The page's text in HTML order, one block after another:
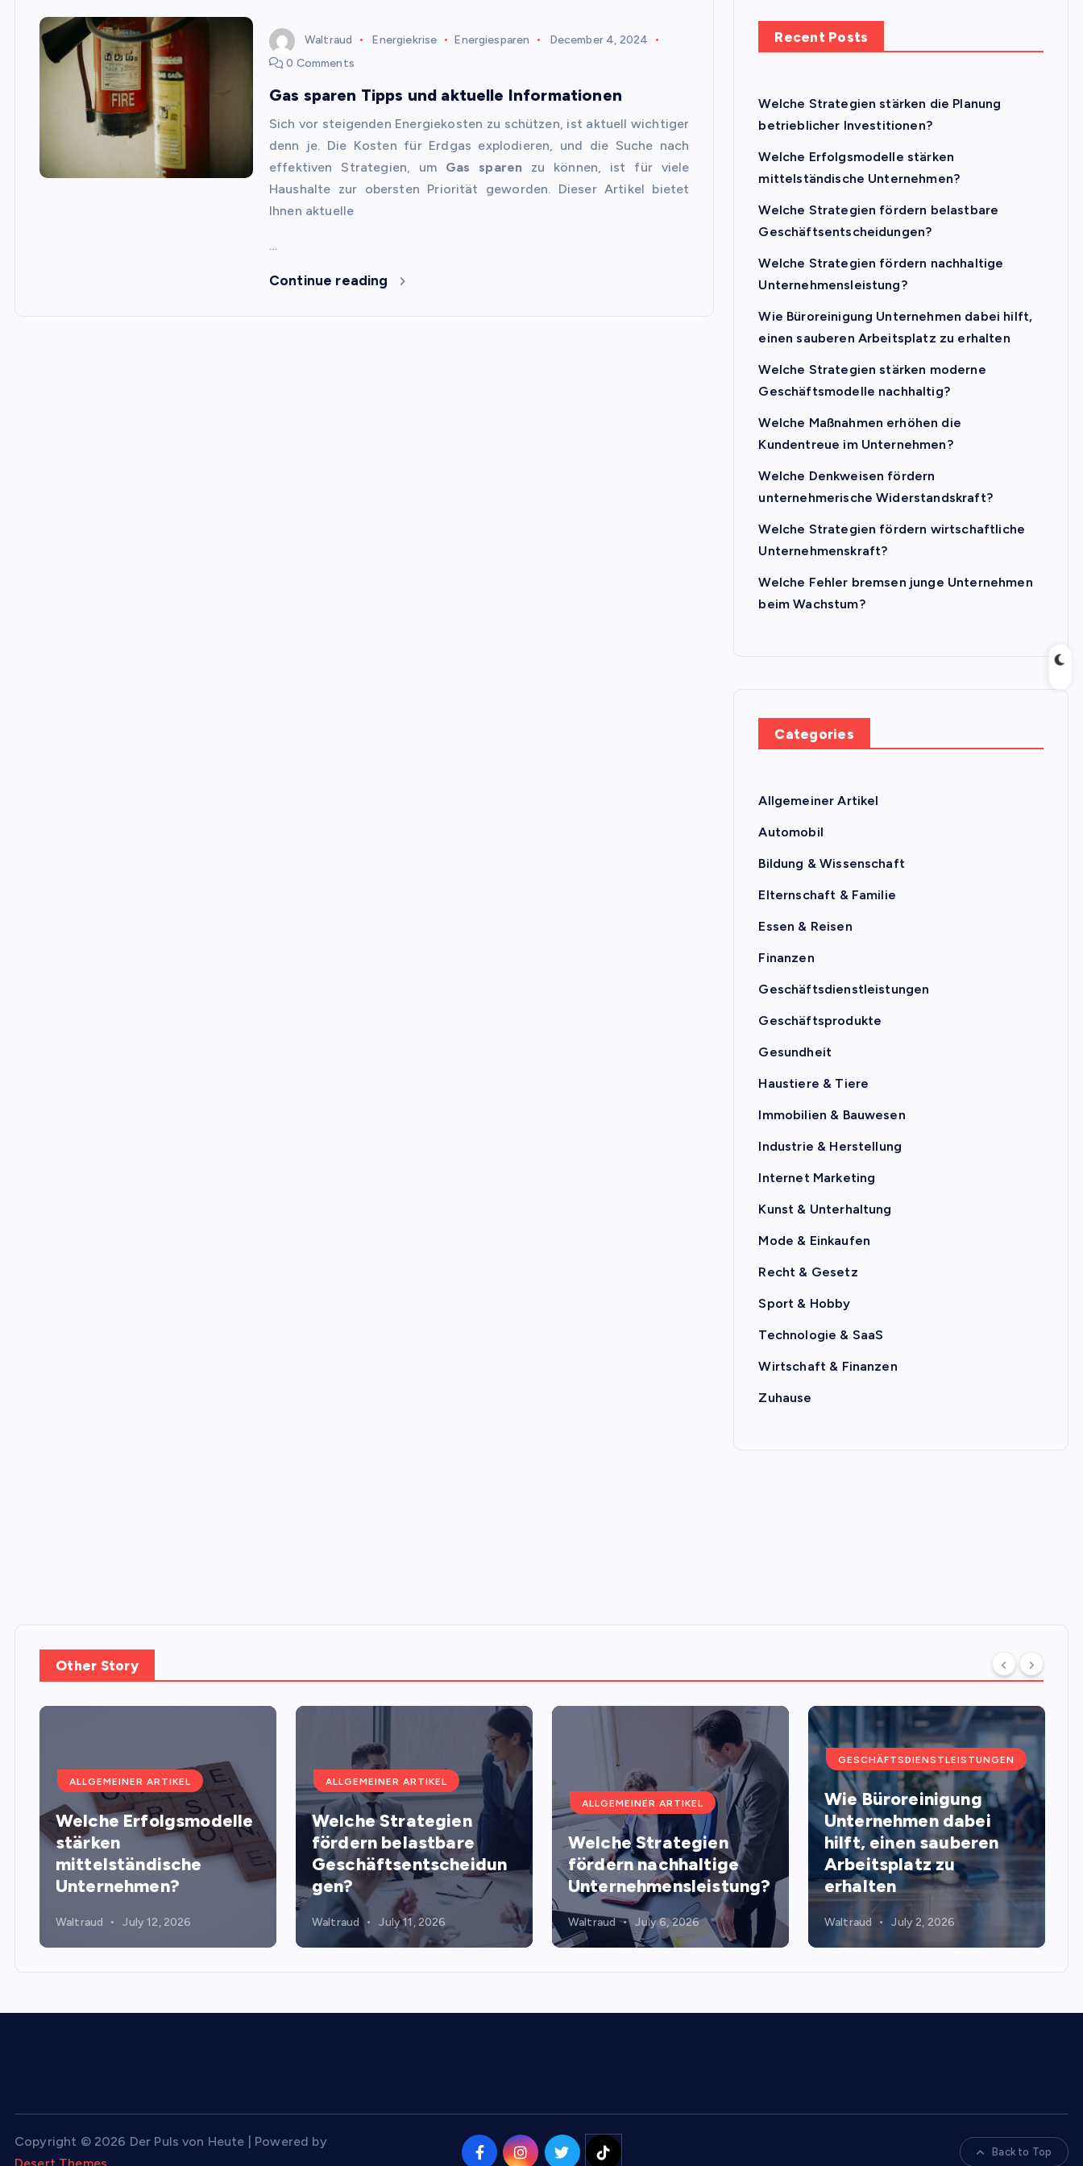
Waltraud Energiekrise Energiesparen
December 4, 2024
0 Comments
Gas sparen Tipps und aktuelle Informationen
Sich vor steigenden Energiekosten zu schützen, ist aktuell wichtiger
denn je. Die Kosten für Erdgas explodieren, und die Suche nach
effektiven Strategien, um Gas sparen zu können, ist für viele
Haushalte zur obersten Priorität geworden. Dieser Artikel bietet
Ihnen aktuelle
…
Continue reading
Recent Posts
Welche Strategien stärken die Planung
betrieblicher Investitionen?
Welche Erfolgsmodelle stärken
mittelständische Unternehmen?
Welche Strategien fördern belastbare
Geschäftsentscheidungen?
Welche Strategien fördern nachhaltige
Unternehmensleistung?
Wie Büroreinigung Unternehmen dabei hilft,
einen sauberen Arbeitsplatz zu erhalten
Welche Strategien stärken moderne
Geschäftsmodelle nachhaltig?
Welche Maßnahmen erhöhen die
Kundentreue im Unternehmen?
Welche Denkweisen fördern
unternehmerische Widerstandskraft?
Welche Strategien fördern wirtschaftliche
Unternehmenskraft?
Welche Fehler bremsen junge Unternehmen
beim Wachstum?
Categories
Allgemeiner Artikel
Automobil
Bildung & Wissenschaft
Elternschaft & Familie
Essen & Reisen
Finanzen
Geschäftsdienstleistungen
Geschäftsprodukte
Gesundheit
Haustiere & Tiere
Immobilien & Bauwesen
Industrie & Herstellung
Internet Marketing
Kunst & Unterhaltung
Mode & Einkaufen
Recht & Gesetz
Sport & Hobby
Technologie & SaaS
Wirtschaft & Finanzen
Zuhause
Other Story
ALLGEMEINER ARTIKEL
Welche Erfolgsmodelle
stärken
mittelständische
Unternehmen?
Waltraud July 12, 2026
ALLGEMEINER ARTIKEL
Welche Strategien
fördern belastbare
Geschäftsentscheidun
gen?
Waltraud July 11, 2026
ALLGEMEINER ARTIKEL
Welche Strategien
fördern nachhaltige
Unternehmensleistung?
Waltraud July 6, 2026
GESCHÄFTSDIENSTLEISTUNGEN
Wie Büroreinigung
Unternehmen dabei
hilft, einen sauberen
Arbeitsplatz zu
erhalten
Waltraud July 2, 2026
Copyright © 2026 Der Puls von Heute | Powered by
Desert Themes
Back to Top